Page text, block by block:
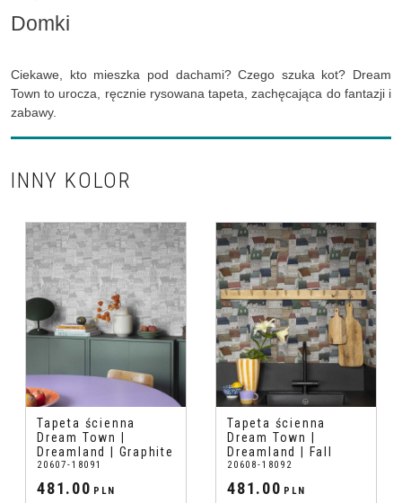
Domki
Ciekawe, kto mieszka pod dachami? Czego szuka kot? Dream
Town to urocza, ręcznie rysowana tapeta, zachęcająca do fantazji i
zabawy.
INNY KOLOR
Tapeta ścienna
Dream Town |
Dreamland | Graphite
20607-18091
481.00 PLN
Tapeta ścienna
Dream Town |
Dreamland | Fall
20608-18092
481.00 PLN